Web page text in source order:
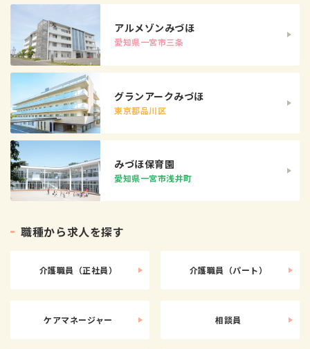
アルメゾンみづほ
愛知県一宮市三条
グランアークみづほ
東京都品川区
みづほ保育園
愛知県一宮市浅井町
職種から求人を探す
介護職員（正社員） 介護職員（パート）
ケアマネージャー 相談員